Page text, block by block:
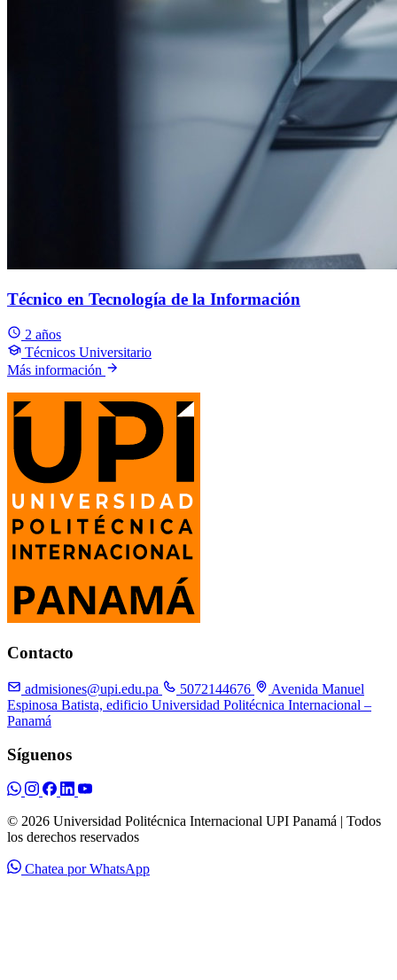
Técnico en Tecnología de la Información
2 años
Técnicos Universitario
Más información
Contacto
admisiones@upi.edu.pa 5072144676
Avenida Manuel
Espinosa Batista, edificio Universidad Politécnica Internacional –
Panamá
Síguenos
© 2026 Universidad Politécnica Internacional UPI Panamá | Todos
los derechos reservados
Chatea por WhatsApp